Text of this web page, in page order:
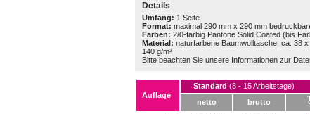
Details
Umfang: 1 Seite
Format: maximal 290 mm x 290 mm
Farben: 2/0-farbig Pantone Solid Coated (bis
Material: naturfarbene Baumwolltasche, ca. 38
140 g/m²
Bitte beachten Sie unsere Informationen zur
Auflage
Standard (8 - 15 Arbeitstage)
netto
brutto